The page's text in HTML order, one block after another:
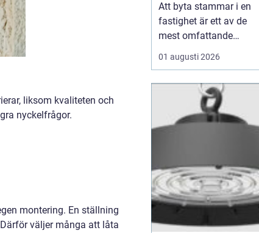
liksom kvaliteten och
nyckelfrågor.
montering. En ställning
väljer många att låta
projekt
Att byta stammar i en
fastighet är ett av de
mest omfattande
ingreppen som kan
göras i ett hus.
nödvändig åtgärd för att
undvika vattenskador,
fuktproblem och
bostadsrättsföreningar,
fastighetsäga...
01 augusti 2026